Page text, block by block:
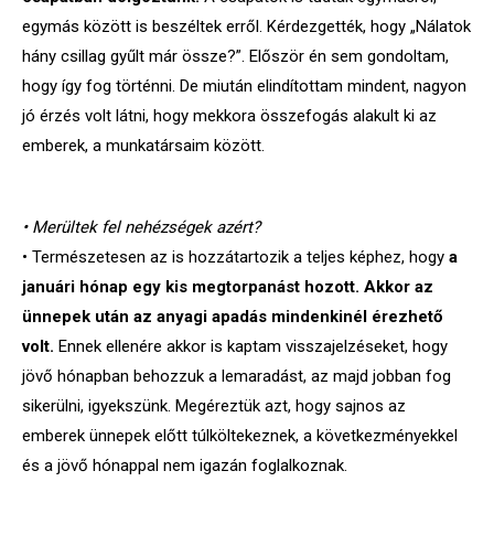
egymás között is beszéltek erről. Kérdezgették, hogy „Nálatok
hány csillag gyűlt már össze?”. Először én sem gondoltam,
hogy így fog történni. De miután elindítottam mindent, nagyon
jó érzés volt látni, hogy mekkora összefogás alakult ki az
emberek, a munkatársaim között.
• Merültek fel nehézségek azért?
• Természetesen az is hozzátartozik a teljes képhez, hogy a
januári hónap egy kis megtorpanást hozott. Akkor az
ünnepek után az anyagi apadás mindenkinél érezhető
volt. Ennek ellenére akkor is kaptam visszajelzéseket, hogy
jövő hónapban behozzuk a lemaradást, az majd jobban fog
sikerülni, igyekszünk. Megéreztük azt, hogy sajnos az
emberek ünnepek előtt túlköltekeznek, a következményekkel
és a jövő hónappal nem igazán foglalkoznak.